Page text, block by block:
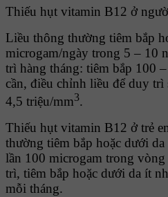
Thiếu hụt vitamin B12 ở
Liều thông thường tiêm bắp
microgam/ngày trong 5 – 10
trì hàng tháng: tiêm bắp 100
cần, điều chỉnh liều để duy trì
4,5 triệu/mm3.
Thiếu hụt vitamin B12 ở trẻ
thường tiêm bắp hoặc dưới
lần 100 microgam trong
trì, tiêm bắp hoặc dưới da ít
mỗi tháng.